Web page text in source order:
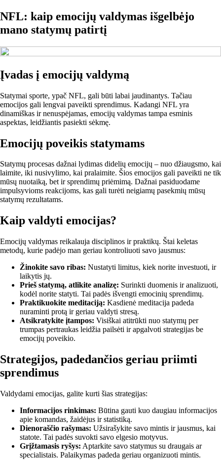
NFL: kaip emocijų valdymas išgelbėjo
mano statymų patirtį
Įvadas į emocijų valdymą
Statymai sporte, ypač NFL, gali būti labai jaudinantys. Tačiau
emocijos gali lengvai paveikti sprendimus. Kadangi NFL yra
dinamiškas ir nenuspėjamas, emocijų valdymas tampa esminis
aspektas, leidžiantis pasiekti sėkmę.
Emocijų poveikis statymams
Statymų procesas dažnai lydimas didelių emocijų – nuo džiaugsmo, kai
laimite, iki nusivylimo, kai pralaimite. Šios emocijos gali paveikti ne tik
mūsų nuotaiką, bet ir sprendimų priėmimą. Dažnai pasiduodame
impulsyvioms reakcijoms, kas gali turėti neigiamų pasekmių mūsų
statymų rezultatams.
Kaip valdyti emocijas?
Emocijų valdymas reikalauja disciplinos ir praktikų. Štai keletas
metodų, kurie padėjo man geriau kontroliuoti savo jausmus:
Žinokite savo ribas: Nustatyti limitus, kiek norite investuoti, ir
laikytis jų.
Prieš statymą, atlikite analizę: Surinkti duomenis ir analizuoti,
kodėl norite statyti. Tai padės išvengti emocinių sprendimų.
Praktikuokite meditaciją: Kasdienė meditacija padeda
nuraminti protą ir geriau valdyti stresą.
Atsikratykite įtampos: Visiškai atitrūkti nuo statymų per
trumpas pertraukas leidžia pailsėti ir apgalvoti strategijas be
emocijų poveikio.
Strategijos, padedančios geriau priimti
sprendimus
Valdydami emocijas, galite kurti šias strategijas:
Informacijos rinkimas: Būtina gauti kuo daugiau informacijos
apie komandas, žaidėjus ir statistiką.
Dienoraščio rašymas: Užsirašykite savo mintis ir jausmus, kai
statote. Tai padės suvokti savo elgesio motyvus.
Grįžtamasis ryšys: Aptarkite savo statymus su draugais ar
specialistais. Palaikymas padeda geriau organizuoti mintis.